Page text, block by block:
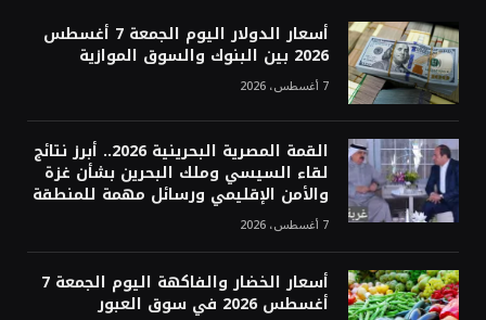
أسعار الدولار اليوم الجمعة 7 أغسطس
2026 بين البنوك والسوق الموازية
7 أغسطس، 2026
القمة المصرية البحرينية 2026.. أبرز نتائج
لقاء السيسي وملك البحرين بشأن غزة
والأمن الإقليمي ورسائل مهمة للمنطقة
7 أغسطس، 2026
أسعار الخضار والفاكهة اليوم الجمعة 7
أغسطس 2026 في سوق العبور